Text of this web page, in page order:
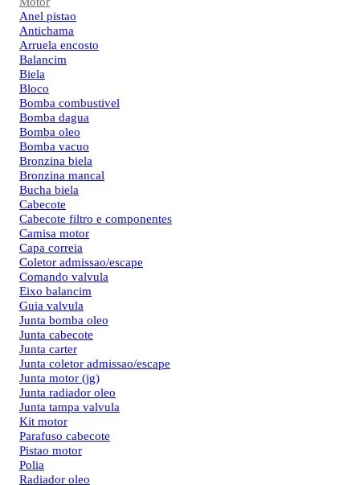
Anel pistao
Antichama
Arruela encosto
Balancim
Biela
Bloco
Bomba combustivel
Bomba dagua
Bomba oleo
Bomba vacuo
Bronzina biela
Bronzina mancal
Bucha biela
Cabecote
Cabecote filtro e componentes
Camisa motor
Capa correia
Coletor admissao/escape
Comando valvula
Eixo balancim
Guia valvula
Junta bomba oleo
Junta cabecote
Junta carter
Junta coletor admissao/escape
Junta motor (jg)
Junta radiador oleo
Junta tampa valvula
Kit motor
Parafuso cabecote
Pistao motor
Polia
Radiador oleo